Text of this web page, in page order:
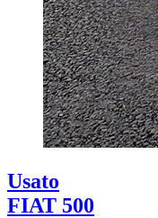
Usato
FIAT 500